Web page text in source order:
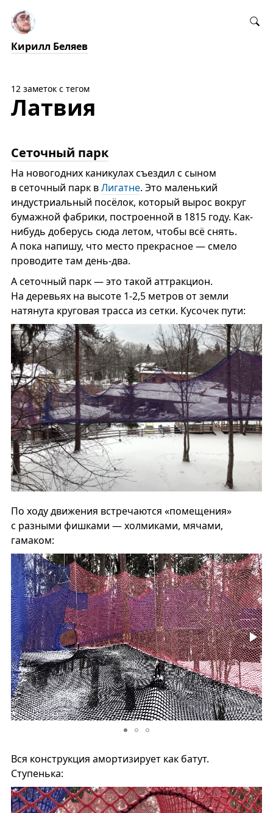
Кирилл Беляев
12 заметок с тегом
Латвия
Сеточный парк
На новогодних каникулах съездил с сыном
в сеточный парк вЛигатне. Это маленький
индустриальный посёлок, который вырос вокруг
бумажной фабрики, построенной в 1815 году. Как-
нибудь доберусь сюда летом, чтобы всё снять.
А пока напишу, что место прекрасное — смело
проводите там день-два.
А сеточный парк — это такой аттракцион.
На деревьях на высоте 1-2,5 метров от земли
натянута круговая трасса из сетки. Кусочек пути:
По ходу движения встречаются «помещения»
с разными фишками — холмиками, мячами,
гамаком:
Вся конструкция амортизирует как батут.
Ступенька: